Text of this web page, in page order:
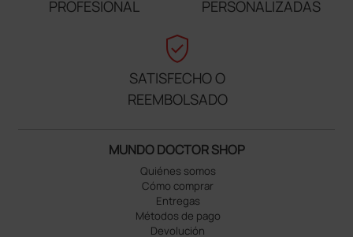
PROFESIONAL
PERSONALIZADAS
verified_user
SATISFECHO O
REEMBOLSADO
MUNDO DOCTOR SHOP
Quiénes somos
Cómo comprar
Entregas
Métodos de pago
Devolución